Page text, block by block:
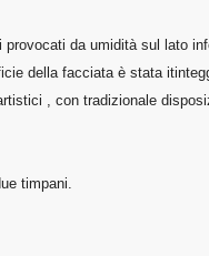
da umidità sul lato
della facciata è stata
, con tradizionale
timpani.